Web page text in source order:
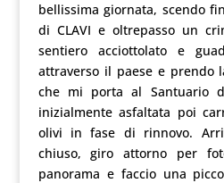
bellissima giornata, scendo
di CLAVI e oltrepasso un
sentiero acciottolato e
attraverso il paese e prendo
che mi porta al Santuario
inizialmente asfaltata poi
olivi in fase di rinnovo.
chiuso, giro attorno per
panorama e faccio una